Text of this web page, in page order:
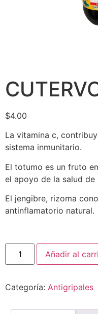
$4.00
La vitamina c,
sistema inmunitario.
El totumo es un fruto
el apoyo de la salud de
El jengibre, rizoma
antinflamatorio natural.
Añadir al
Categoría: Antigripales